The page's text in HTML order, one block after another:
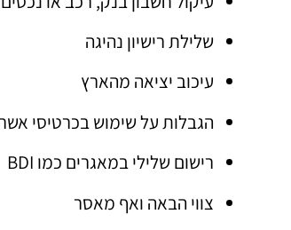
שלילת רישיון נהיגה
עיכוב יציאה מהארץ
הגבלות על שימוש בכרטיסי
רישום שלילי במאגרים כמו BDI
צווי הבאה ואף מאסר